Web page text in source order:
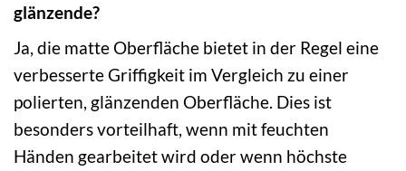
glänzende?
Ja, die matte Oberfläche bietet in der Regel eine
verbesserte Griffigkeit im Vergleich zu einer
polierten, glänzenden Oberfläche. Dies ist
besonders vorteilhaft, wenn mit feuchten
Händen gearbeitet wird oder wenn höchste